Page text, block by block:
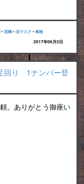
•宮崎•旧マスク •車検
2017年06月2日
り 1ナンバー登
。ありがとう御座い